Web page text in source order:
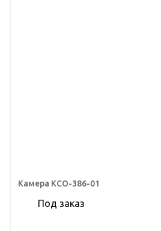
Камера КСО-386-01
Под заказ